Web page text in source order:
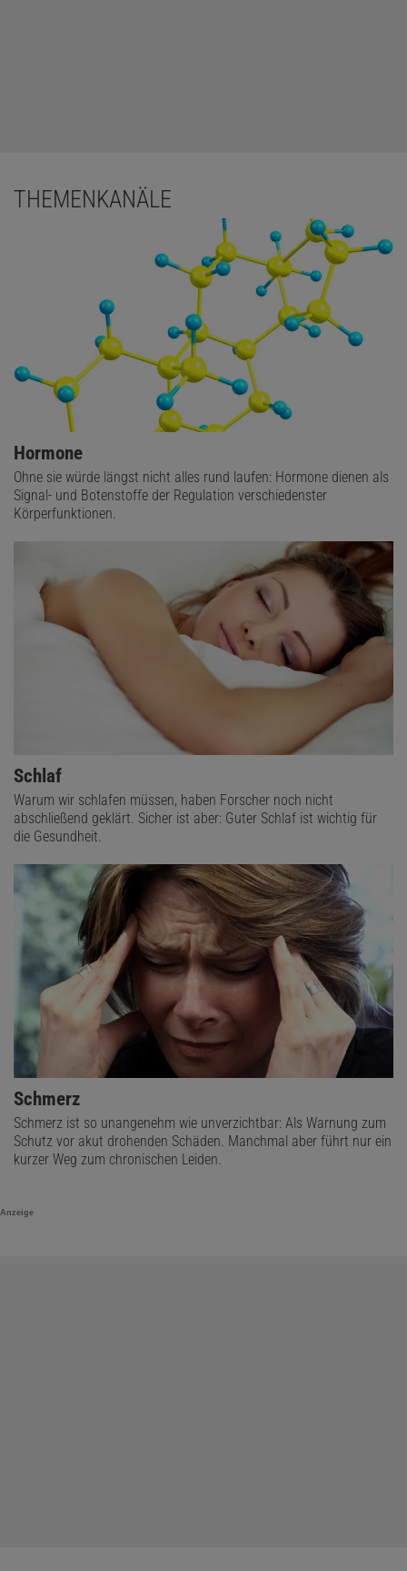
THEMENKANÄLE
Hormone
Ohne sie würde längst nicht alles rund laufen: Hormone dienen als
Signal- und Botenstoffe der Regulation verschiedenster
Körperfunktionen.
Schlaf
Warum wir schlafen müssen, haben Forscher noch nicht
abschließend geklärt. Sicher ist aber: Guter Schlaf ist wichtig für
die Gesundheit.
Schmerz
Schmerz ist so unangenehm wie unverzichtbar: Als Warnung zum
Schutz vor akut drohenden Schäden. Manchmal aber führt nur ein
kurzer Weg zum chronischen Leiden.
Anzeige